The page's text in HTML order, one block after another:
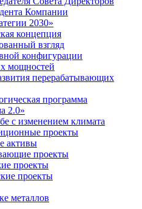
Компании
2030»
концепция
взгляд
конфигурации
мощностей
перерабатывающих
программа
2.0»
с изменением климата
проекты
активы
проекты
проекты
проекты
металлов